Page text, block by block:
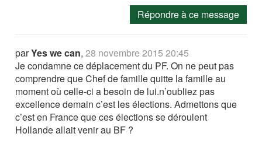
Répondre à ce message
parYes we can,28 novembre 2015 20:45
Je condamne ce déplacement du PF. On ne peut pas
comprendre que Chef de famille quitte la famille au
moment où celle-ci a besoin de lui.n’oubliez pas
excellence demain c’est les élections. Admettons que
c’est en France que ces élections se déroulent
Hollande allait venir au BF ?